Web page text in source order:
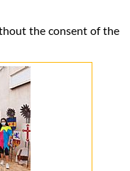
the consent of the